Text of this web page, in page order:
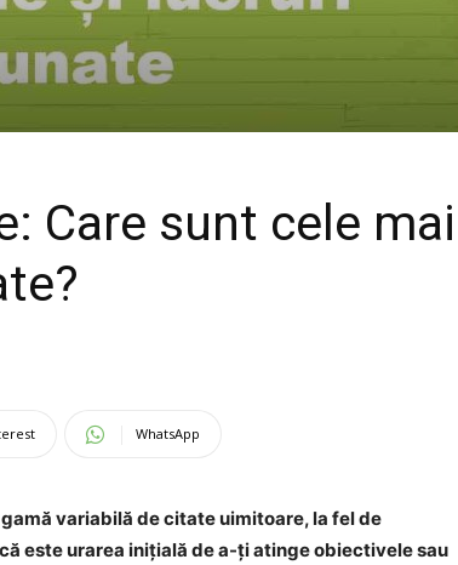
Care sunt cele mai
WhatsApp
variabilă de citate uimitoare, la fel de
este urarea inițială de a-ți atinge obiectivele sau